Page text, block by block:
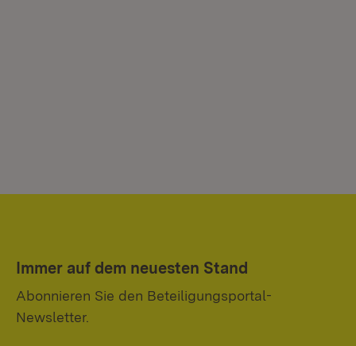
Immer auf dem neuesten Stand
Abonnieren Sie den Beteiligungsportal-
Newsletter.